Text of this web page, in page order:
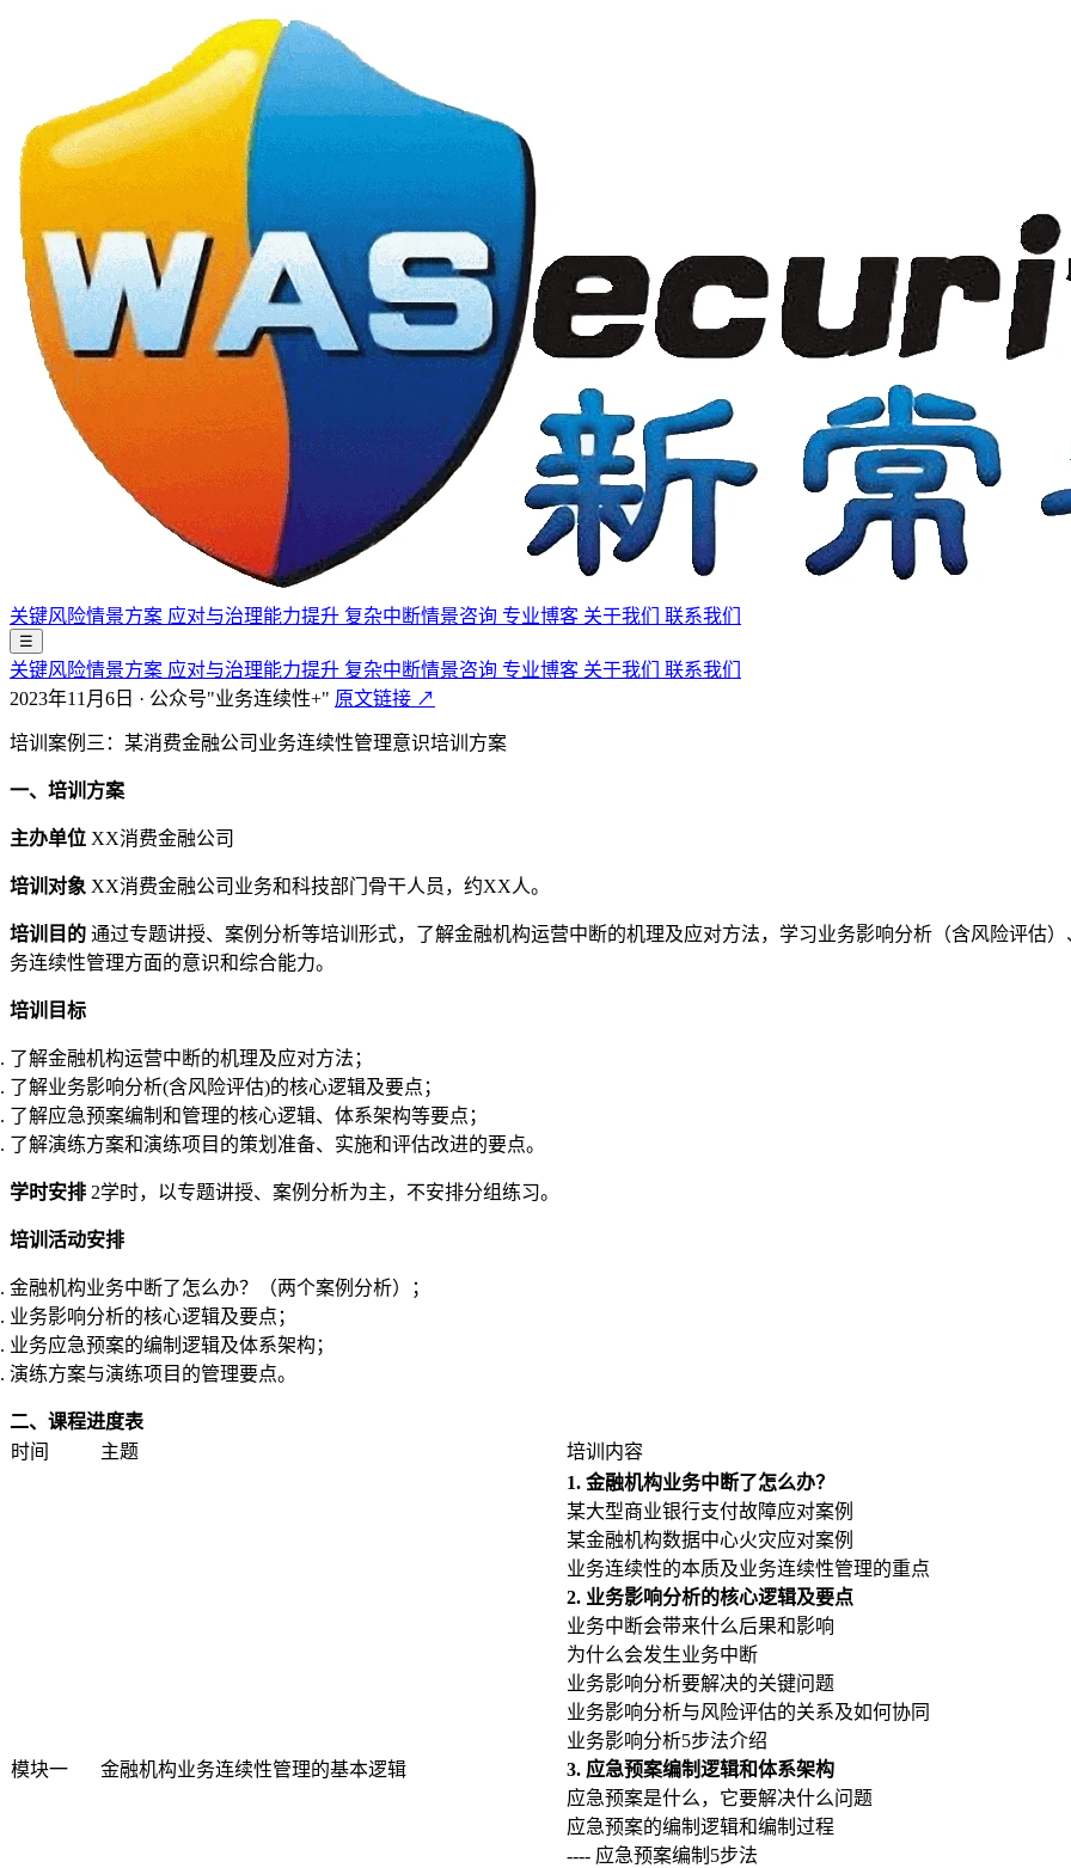
关键风险情景方案 应对与治理能力提升 复杂中断情景咨询 专业博客 关于我们 联系我们
☰
关键风险情景方案 应对与治理能力提升 复杂中断情景咨询 专业博客 关于我们 联系我们
2023年11月6日 · 公众号"业务连续性+" 原文链接 ↗
培训案例三：某消费金融公司业务连续性管理意识培训方案
一、培训方案
主办单位 XX消费金融公司
培训对象 XX消费金融公司业务和科技部门骨干人员，约XX人。
培训目的 通过专题讲授、案例分析等培训形式，了解金融机构运营中断的机理及应对方法，学习业务影响分析（含风险评估
务连续性管理方面的意识和综合能力。
培训目标
了解金融机构运营中断的机理及应对方法；
了解业务影响分析(含风险评估)的核心逻辑及要点；
了解应急预案编制和管理的核心逻辑、体系架构等要点；
了解演练方案和演练项目的策划准备、实施和评估改进的要点。
学时安排 2学时，以专题讲授、案例分析为主，不安排分组练习。
培训活动安排
金融机构业务中断了怎么办？（两个案例分析）；
业务影响分析的核心逻辑及要点；
业务应急预案的编制逻辑及体系架构；
演练方案与演练项目的管理要点。
二、课程进度表
时间
主题 培训内容
模块一 金融机构业务连续性管理的基本逻辑
1. 金融机构业务中断了怎么办？
某大型商业银行支付故障应对案例
某金融机构数据中心火灾应对案例
业务连续性的本质及业务连续性管理的重点
2. 业务影响分析的核心逻辑及要点
业务中断会带来什么后果和影响
为什么会发生业务中断
业务影响分析要解决的关键问题
业务影响分析与风险评估的关系及如何协同
业务影响分析5步法介绍
3. 应急预案编制逻辑和体系架构
应急预案是什么，它要解决什么问题
应急预案的编制逻辑和编制过程
---- 应急预案编制5步法